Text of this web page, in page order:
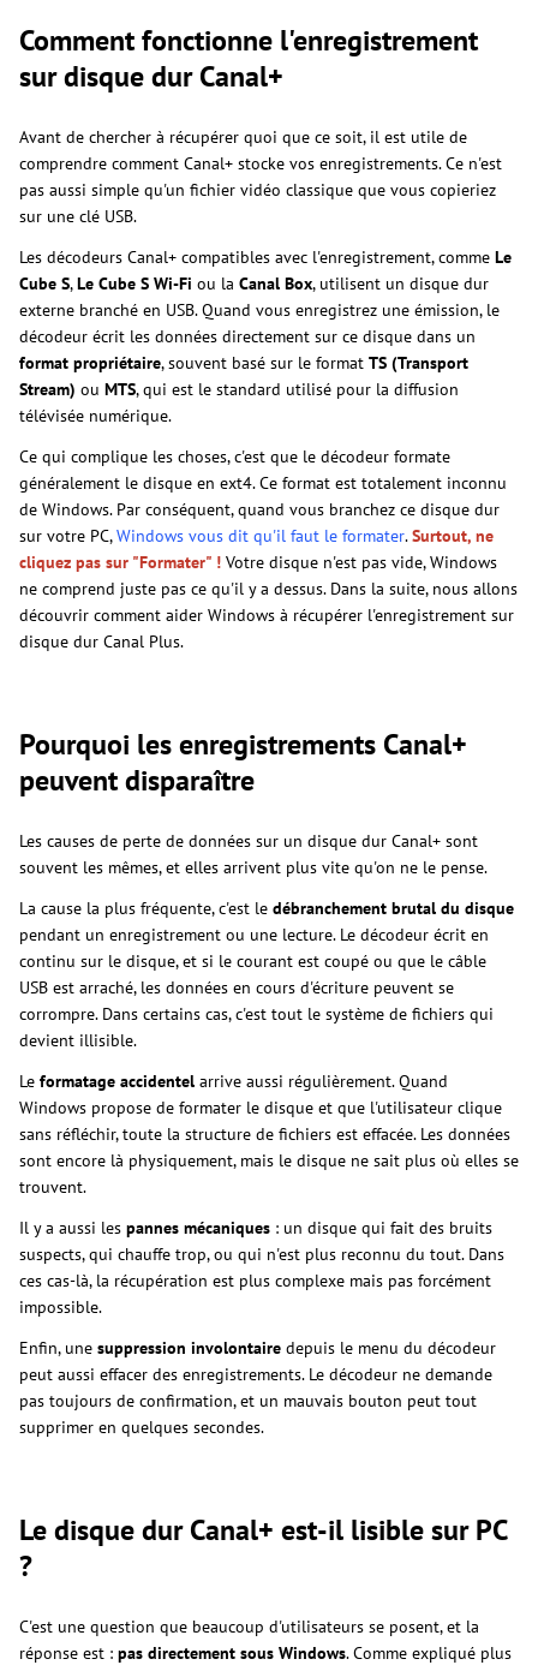
Comment fonctionne l'enregistrement
sur disque dur Canal+
Avant de chercher à récupérer quoi que ce soit, il est utile de
comprendre comment Canal+ stocke vos enregistrements. Ce n'est
pas aussi simple qu'un fichier vidéo classique que vous copieriez
sur une clé USB.
Les décodeurs Canal+ compatibles avec l'enregistrement, comme Le
Cube S,Le Cube S Wi-Fi ou la Canal Box, utilisent un disque dur
externe branché en USB. Quand vous enregistrez une émission, le
décodeur écrit les données directement sur ce disque dans un
format propriétaire, souvent basé sur le format TS (Transport
Stream) ou MTS, qui est le standard utilisé pour la diffusion
télévisée numérique.
Ce qui complique les choses, c'est que le décodeur formate
généralement le disque en ext4. Ce format est totalement inconnu
de Windows. Par conséquent, quand vous branchez ce disque dur
sur votre PC,Windows vous dit qu'il faut le formater.Surtout, ne
cliquez pas sur "Formater" ! Votre disque n'est pas vide, Windows
ne comprend juste pas ce qu'il y a dessus. Dans la suite, nous allons
découvrir comment aider Windows à récupérer l'enregistrement sur
disque dur Canal Plus.
Pourquoi les enregistrements Canal+
peuvent disparaître
Les causes de perte de données sur un disque dur Canal+ sont
souvent les mêmes, et elles arrivent plus vite qu'on ne le pense.
La cause la plus fréquente, c'est le débranchement brutal du disque
pendant un enregistrement ou une lecture. Le décodeur écrit en
continu sur le disque, et si le courant est coupé ou que le câble
USB est arraché, les données en cours d'écriture peuvent se
corrompre. Dans certains cas, c'est tout le système de fichiers qui
devient illisible.
Le formatage accidentel arrive aussi régulièrement. Quand
Windows propose de formater le disque et que l'utilisateur clique
sans réfléchir, toute la structure de fichiers est effacée. Les données
sont encore là physiquement, mais le disque ne sait plus où elles se
trouvent.
Il y a aussi les pannes mécaniques : un disque qui fait des bruits
suspects, qui chauffe trop, ou qui n'est plus reconnu du tout. Dans
ces cas-là, la récupération est plus complexe mais pas forcément
impossible.
Enfin, une suppression involontaire depuis le menu du décodeur
peut aussi effacer des enregistrements. Le décodeur ne demande
pas toujours de confirmation, et un mauvais bouton peut tout
supprimer en quelques secondes.
Le disque dur Canal+ est-il lisible sur PC
?
C'est une question que beaucoup d'utilisateurs se posent, et la
réponse est : pas directement sous Windows. Comme expliqué plus